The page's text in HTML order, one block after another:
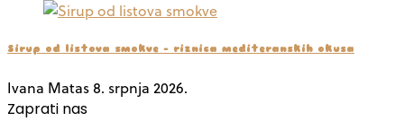
Sirup od listova smokve – riznica mediteranskih okusa
Ivana Matas 8. srpnja 2026.
Zaprati nas